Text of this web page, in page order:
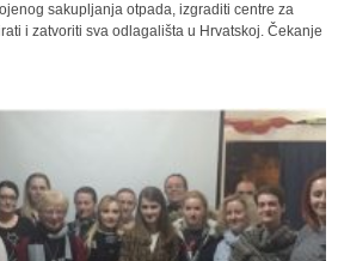
sakupljanja otpada, izgraditi centre za
i zatvoriti sva odlagališta u Hrvatskoj. Čekanje